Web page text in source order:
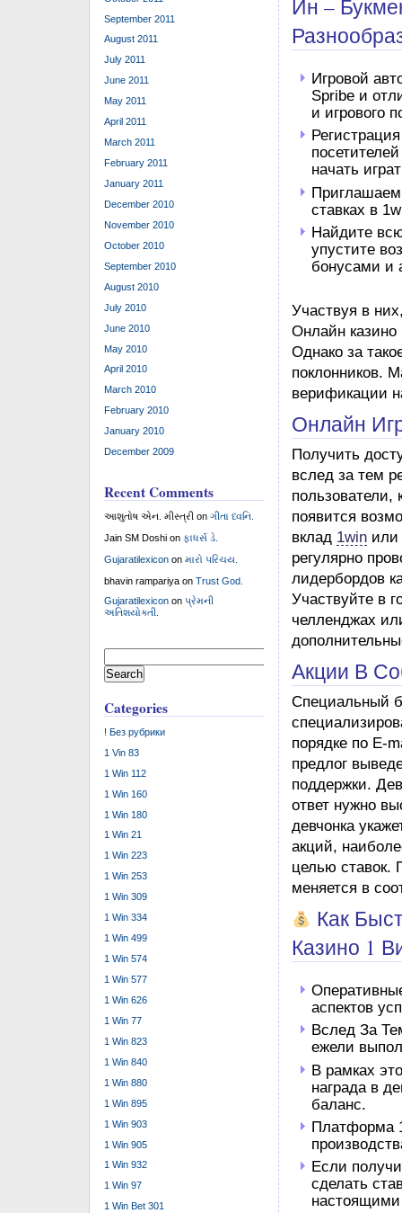
Ин –
Игровой
Spribe и
и игрового
начать
Приглашаем
ставках в
Найдите
упустите
бонусами и
Участвуя в
Онлайн казино
Однако за
поклонников.
верификации
Онлайн
Получить
вслед за тем
пользователи,
появится
вклад 1win или
регулярно
лидербордов
Участвуйте в
челленджах
Акции В
Специальный
порядке по E-
предлог
поддержки.
ответ нужно
девчонка
акций,
целью ставок.
меняется в
Как
Казино 1
аспектов
Вслед За
ежели
В рамках
награда в
баланс.
Платформа
Если
сделать
September 2011
August 2011
July 2011
June 2011
May 2011
April 2011
March 2011
February 2011
January 2011
December 2010
November 2010
October 2010
September 2010
August 2010
July 2010
June 2010
May 2010
April 2010
March 2010
February 2010
January 2010
December 2009
Recent Comments
આશુતોષ એન. મીસ્ત્રી onગીતા ધ્વનિ.
Jain SM Doshi onફાધર્સ ડે.
Gujaratilexicon onમારો પરિચય.
bhavin rampariya onTrust God.
Gujaratilexicon onપ્રેમની
અતિશયોક્તી.
for:
Categories
! Без рубрики
1 Vin 83
1 Win 112
1 Win 160
1 Win 180
1 Win 21
1 Win 223
1 Win 253
1 Win 309
1 Win 334
1 Win 499
1 Win 574
1 Win 577
1 Win 626
1 Win 77
1 Win 823
1 Win 840
1 Win 880
1 Win 895
1 Win 903
1 Win 905
1 Win 932
1 Win 97
1 Win Bet 301